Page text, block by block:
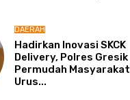
DAERAH
Hadirkan Inovasi SKCK
Delivery, Polres Gresik
Permudah Masyarakat
Urus...